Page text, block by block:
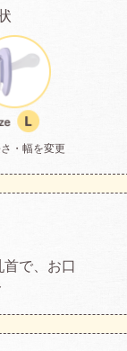
・幅を変更
で、お口